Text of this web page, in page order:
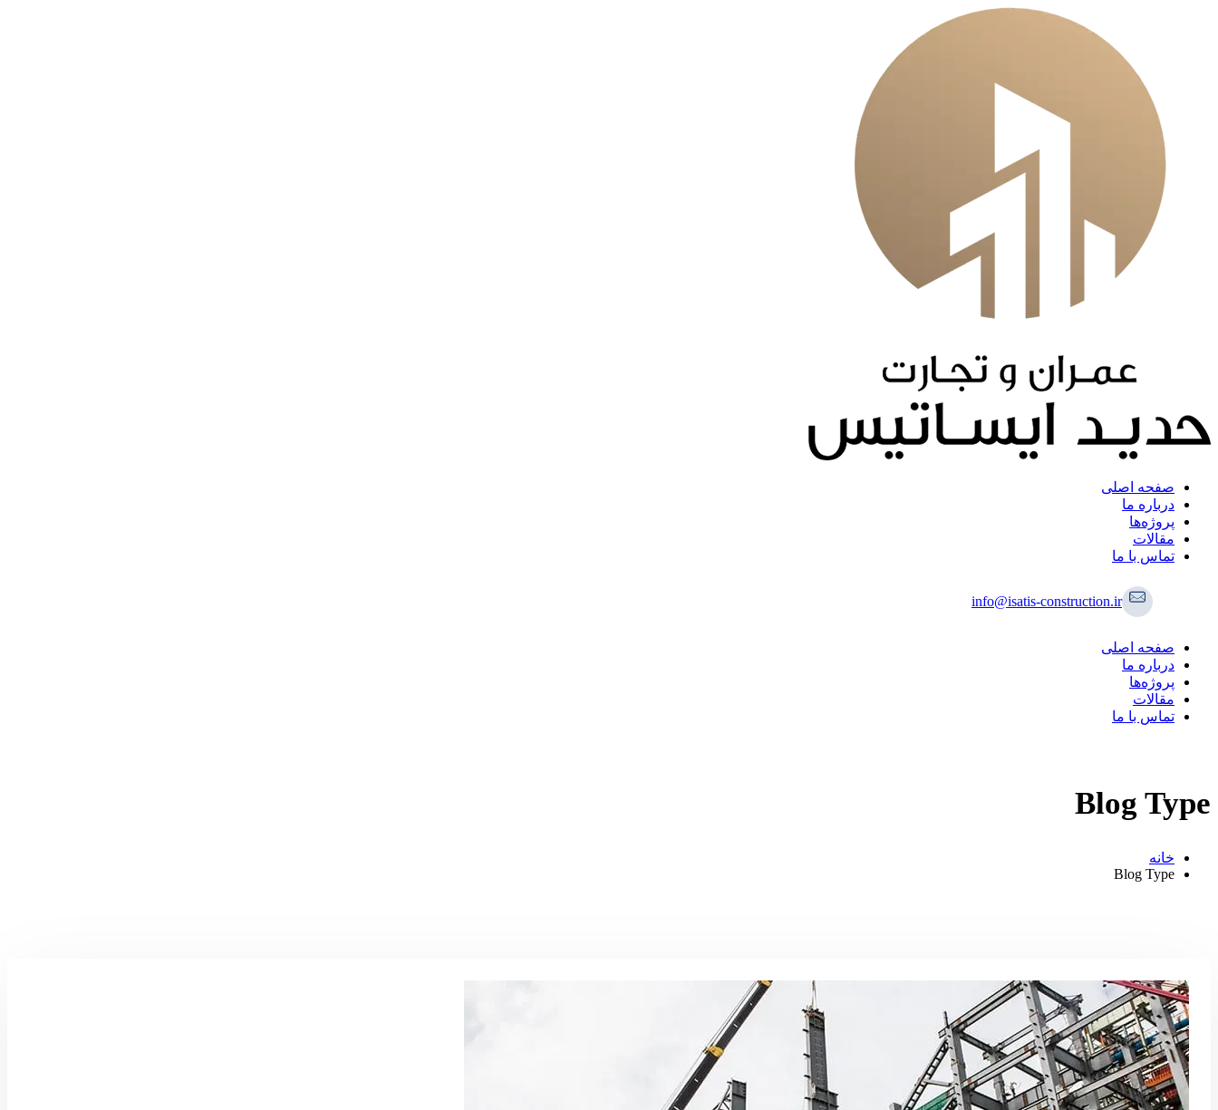
صفحه اصلی
درباره ما
پروژه‌ها
مقالات
تماس با ما
info@isatis-construction.ir
صفحه اصلی
درباره ما
پروژه‌ها
مقالات
تماس با ما
Blog Type
خانه
Blog Type